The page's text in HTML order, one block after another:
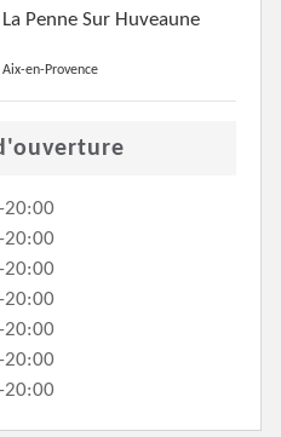
Penne Sur Huveaune
en-Provence